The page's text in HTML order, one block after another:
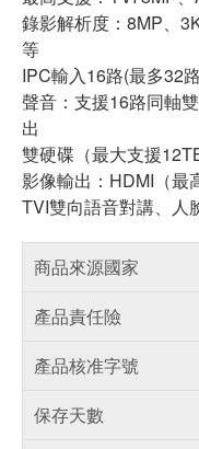
錄影解析度：8MP、
等
IPC輸入16路(最多32
聲音：支援16路同軸
出
雙硬碟（最大支援12TB
影像輸出：HDMI（最
TVI雙向語音對講、人
商品來源國家
產品責任險
產品核准字號
保存天數